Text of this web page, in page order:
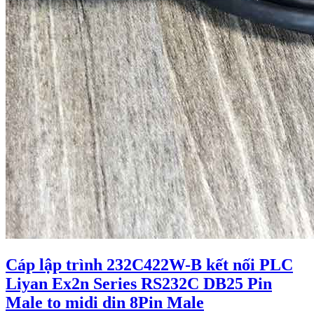
Cáp lập trình 232C422W-B kết nối PLC
Liyan Ex2n Series RS232C DB25 Pin
Male to midi din 8Pin Male